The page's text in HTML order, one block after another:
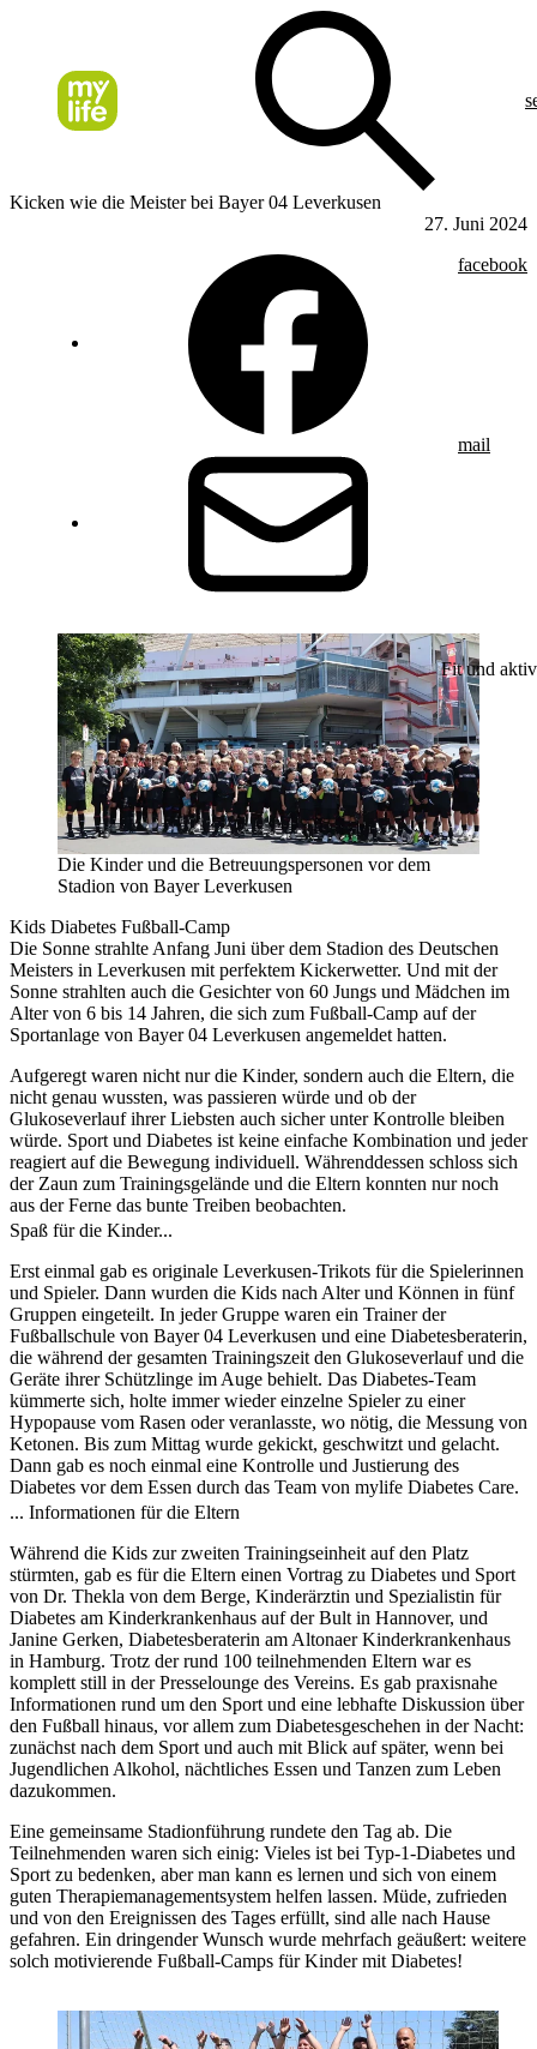
Kicken wie die Meister bei Bayer 04 Leverkusen
27. Juni 2024
facebook
mail
Fit und aktiv
Die Kinder und die Betreuungspersonen vor dem
Stadion von Bayer Leverkusen
Kids Diabetes Fußball-Camp
Die Sonne strahlte Anfang Juni über dem Stadion des Deutschen
Meisters in Leverkusen mit perfektem Kickerwetter. Und mit der
Sonne strahlten auch die Gesichter von 60 Jungs und Mädchen im
Alter von 6 bis 14 Jahren, die sich zum Fußball-Camp auf der
Sportanlage von Bayer 04 Leverkusen angemeldet hatten.
Aufgeregt waren nicht nur die Kinder, sondern auch die Eltern, die
nicht genau wussten, was passieren würde und ob der
Glukoseverlauf ihrer Liebsten auch sicher unter Kontrolle bleiben
würde. Sport und Diabetes ist keine einfache Kombination und jeder
reagiert auf die Bewegung individuell. Währenddessen schloss sich
der Zaun zum Trainingsgelände und die Eltern konnten nur noch
aus der Ferne das bunte Treiben beobachten.
Spaß für die Kinder...
Erst einmal gab es originale Leverkusen-Trikots für die Spielerinnen
und Spieler. Dann wurden die Kids nach Alter und Können in fünf
Gruppen eingeteilt. In jeder Gruppe waren ein Trainer der
Fußballschule von Bayer 04 Leverkusen und eine Diabetesberaterin,
die während der gesamten Trainingszeit den Glukoseverlauf und die
Geräte ihrer Schützlinge im Auge behielt. Das Diabetes-Team
kümmerte sich, holte immer wieder einzelne Spieler zu einer
Hypopause vom Rasen oder veranlasste, wo nötig, die Messung von
Ketonen. Bis zum Mittag wurde gekickt, geschwitzt und gelacht.
Dann gab es noch einmal eine Kontrolle und Justierung des
Diabetes vor dem Essen durch das Team von mylife Diabetes Care.
... Informationen für die Eltern
Während die Kids zur zweiten Trainingseinheit auf den Platz
stürmten, gab es für die Eltern einen Vortrag zu Diabetes und Sport
von Dr. Thekla von dem Berge, Kinderärztin und Spezialistin für
Diabetes am Kinderkrankenhaus auf der Bult in Hannover, und
Janine Gerken, Diabetesberaterin am Altonaer Kinderkrankenhaus
in Hamburg. Trotz der rund 100 teilnehmenden Eltern war es
komplett still in der Presselounge des Vereins. Es gab praxisnahe
Informationen rund um den Sport und eine lebhafte Diskussion über
den Fußball hinaus, vor allem zum Diabetesgeschehen in der Nacht:
zunächst nach dem Sport und auch mit Blick auf später, wenn bei
Jugendlichen Alkohol, nächtliches Essen und Tanzen zum Leben
dazukommen.
Eine gemeinsame Stadionführung rundete den Tag ab. Die
Teilnehmenden waren sich einig: Vieles ist bei Typ-1-Diabetes und
Sport zu bedenken, aber man kann es lernen und sich von einem
guten Therapiemanagementsystem helfen lassen. Müde, zufrieden
und von den Ereignissen des Tages erfüllt, sind alle nach Hause
gefahren. Ein dringender Wunsch wurde mehrfach geäußert: weitere
solch motivierende Fußball-Camps für Kinder mit Diabetes!